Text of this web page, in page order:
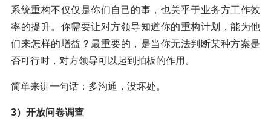
系统重构不仅仅是你们自己的事，也关乎于业务方工作效
率的提升。你需要让对方领导知道你的重构计划，能为他
们来怎样的增益？最重要的，是当你无法判断某种方案是
否可行时，对方领导可以起到拍板的作用。
简单来讲一句话：多沟通，没坏处。
3）开放问卷调查